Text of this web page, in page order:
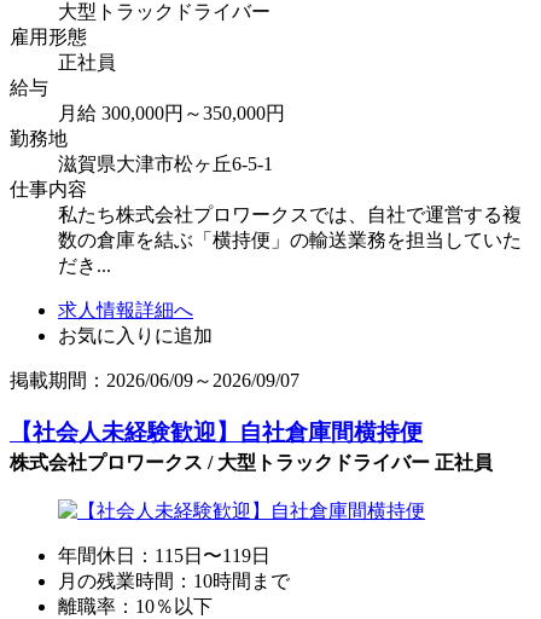
大型トラックドライバー
雇用形態
正社員
給与
月給 300,000円～350,000円
勤務地
滋賀県大津市松ヶ丘6-5-1
仕事内容
私たち株式会社プロワークスでは、自社で運営する複
数の倉庫を結ぶ「横持便」の輸送業務を担当していた
だき...
求人情報詳細へ
お気に入りに追加
掲載期間：2026/06/09～2026/09/07
【社会人未経験歓迎】自社倉庫間横持便
株式会社プロワークス / 大型トラックドライバー 正社員
年間休日：115日〜119日
月の残業時間：10時間まで
離職率：10％以下